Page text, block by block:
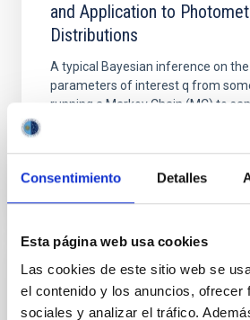
Consentimiento Detalles
Esta página web usa cookies
Las cookies de este sitio web se
el contenido y los anuncios, ofrecer
sociales y analizar el tráfico.
and Application to
Distributions
A typical Bayesian inference on
parameters of interest q from
running a Markov Chain (MC) to
First Cosmology Results